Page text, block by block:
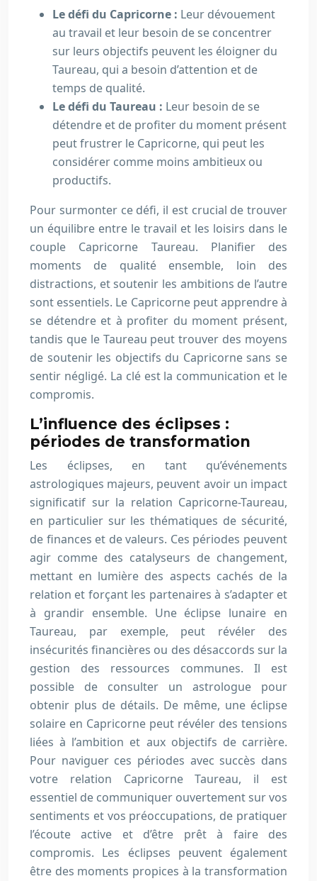
Le défi du Capricorne : Leur dévouement
au travail et leur besoin de se concentrer
sur leurs objectifs peuvent les éloigner du
Taureau, qui a besoin d’attention et de
temps de qualité.
Le défi du Taureau : Leur besoin de se
détendre et de profiter du moment présent
peut frustrer le Capricorne, qui peut les
considérer comme moins ambitieux ou
productifs.
Pour surmonter ce défi, il est crucial de trouver
un équilibre entre le travail et les loisirs dans le
couple Capricorne Taureau. Planifier des
moments de qualité ensemble, loin des
distractions, et soutenir les ambitions de l’autre
sont essentiels. Le Capricorne peut apprendre à
se détendre et à profiter du moment présent,
tandis que le Taureau peut trouver des moyens
de soutenir les objectifs du Capricorne sans se
sentir négligé. La clé est la communication et le
compromis.
L’influence des éclipses :
périodes de transformation
Les éclipses, en tant qu’événements
astrologiques majeurs, peuvent avoir un impact
significatif sur la relation Capricorne-Taureau,
en particulier sur les thématiques de sécurité,
de finances et de valeurs. Ces périodes peuvent
agir comme des catalyseurs de changement,
mettant en lumière des aspects cachés de la
relation et forçant les partenaires à s’adapter et
à grandir ensemble. Une éclipse lunaire en
Taureau, par exemple, peut révéler des
insécurités financières ou des désaccords sur la
gestion des ressources communes. Il est
possible de consulter un astrologue pour
obtenir plus de détails. De même, une éclipse
solaire en Capricorne peut révéler des tensions
liées à l’ambition et aux objectifs de carrière.
Pour naviguer ces périodes avec succès dans
votre relation Capricorne Taureau, il est
essentiel de communiquer ouvertement sur vos
sentiments et vos préoccupations, de pratiquer
l’écoute active et d’être prêt à faire des
compromis. Les éclipses peuvent également
être des moments propices à la transformation